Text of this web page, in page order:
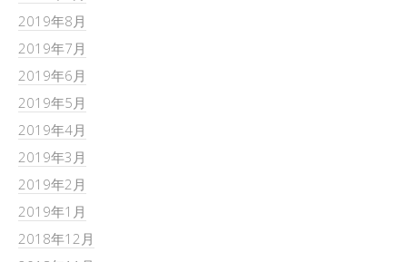
2019年8月
2019年7月
2019年6月
2019年5月
2019年4月
2019年3月
2019年2月
2019年1月
2018年12月